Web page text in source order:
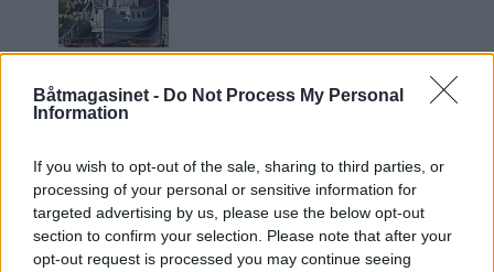
Båtmagasinet - Do Not Process My Personal
Information
If you wish to opt-out of the sale, sharing to third parties, or
processing of your personal or sensitive information for
targeted advertising by us, please use the below opt-out
section to confirm your selection. Please note that after your
opt-out request is processed you may continue seeing
Seier for Statsraaden i
Tall Ships Races
Omkom etter fall fra
båt ved Skåtøy